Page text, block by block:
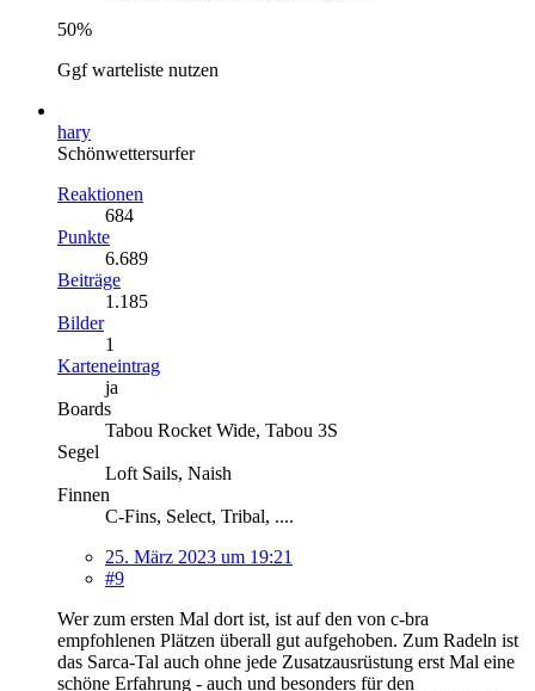
50%
Ggf warteliste nutzen
hary
Schönwettersurfer
Reaktionen
684
Punkte
6.689
Beiträge
1.185
Bilder
1
Karteneintrag
ja
Boards
Tabou Rocket Wide, Tabou 3S
Segel
Loft Sails, Naish
Finnen
C-Fins, Select, Tribal, ....
25. März 2023 um 19:21
#9
Wer zum ersten Mal dort ist, ist auf den von c-bra
empfohlenen Plätzen überall gut aufgehoben. Zum Radeln ist
das Sarca-Tal auch ohne jede Zusatzausrüstung erst Mal eine
schöne Erfahrung - auch und besonders für den